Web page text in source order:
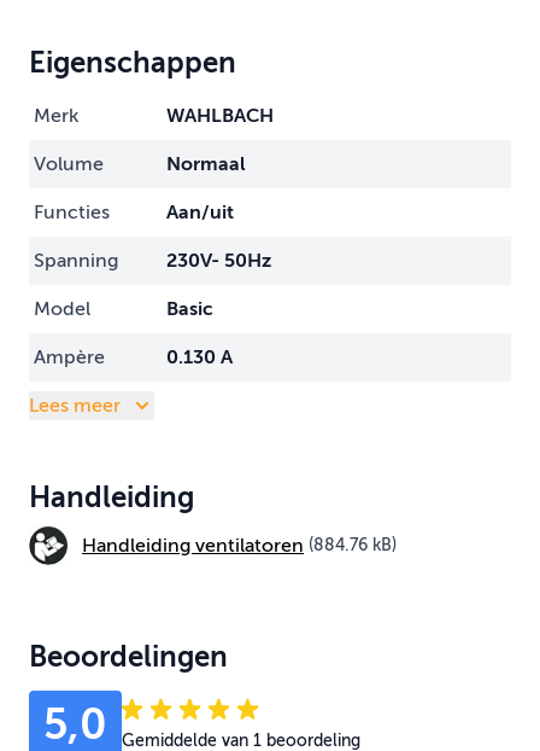
Eigenschappen
Merk WAHLBACH
Volume Normaal
Functies Aan/uit
Spanning 230V- 50Hz
Model Basic
Ampère 0.130 A
Lees meer
Handleiding
Handleiding ventilatoren (884.76 kB)
Beoordelingen
5,0 Gemiddelde van 1 beoordeling